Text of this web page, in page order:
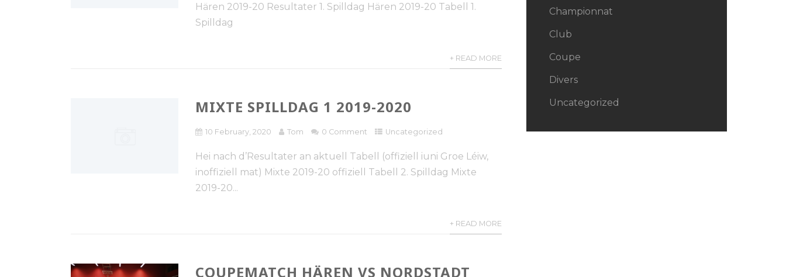
Hären 2019-20 Resultater 1. Spilldag Hären 2019-20 Tabell 1.
Spilldag
+ READ MORE
MIXTE SPILLDAG 1 2019-2020
10 February, 2020 Tom 0 Comment Uncategorized
Hei nach d’Resultater an aktuell Tabell (offiziell iuni Groe Léiw,
inoffiziell mat) Mixte 2019-20 offiziell Tabell 2. Spilldag Mixte
2019-20...
+ READ MORE
COUPEMATCH HÄREN VS NORDSTADT
Championnat
Club
Coupe
Divers
Uncategorized